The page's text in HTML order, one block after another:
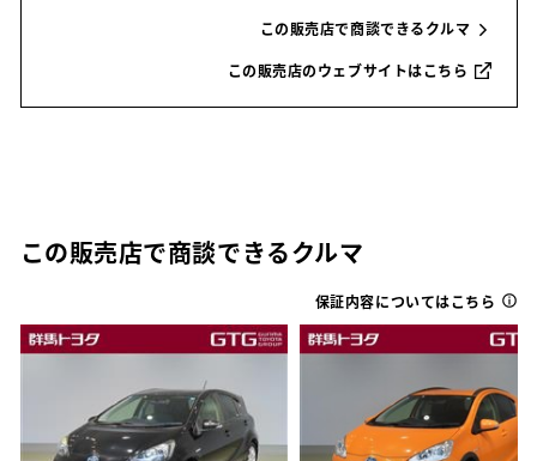
この販売店で商談できるクルマ
この販売店のウェブサイトはこちら
この販売店で商談できるクルマ
保証内容についてはこちら